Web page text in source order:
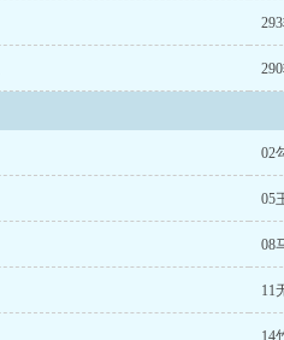
02
05
08
11
14